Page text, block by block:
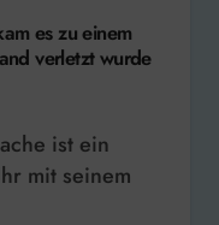
es zu einem
verletzt wurde
mit seinem